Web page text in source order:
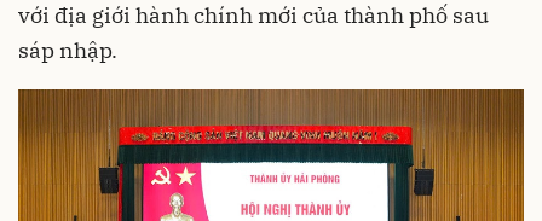
với địa giới hành chính mới của thành phố sau
sáp nhập.